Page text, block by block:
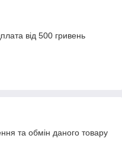
від 500 гривень
та обмін даного товару